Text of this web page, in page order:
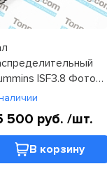
ISF3.8 Фотон
1061, 1088, 1089,
500 руб./шт.
В корзину